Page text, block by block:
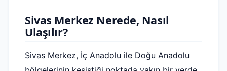
Sivas Merkez Nerede, Nasıl
Ulaşılır?
Sivas Merkez, İç Anadolu ile Doğu Anadolu